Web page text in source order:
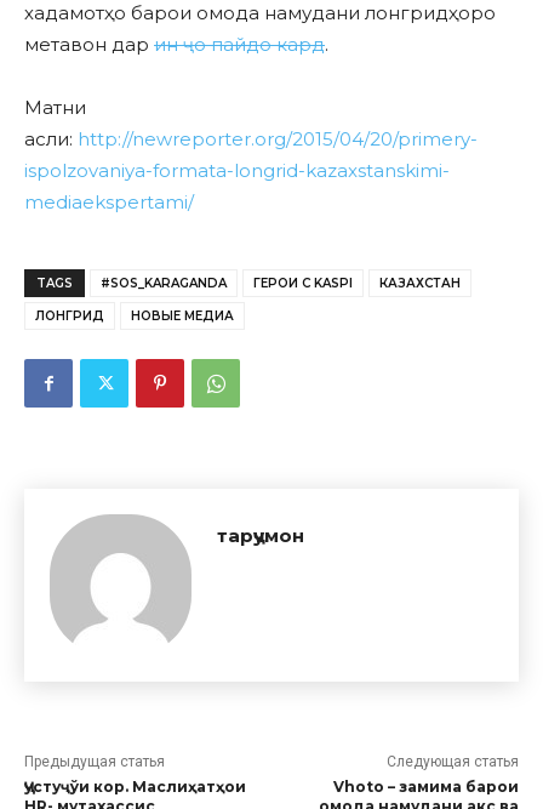
хадамотҳо барои омода намудани лонгридҳоро
метавон дар ин ҷо пайдо кард.
Матни
асли: http://newreporter.org/2015/04/20/primery-
ispolzovaniya-formata-longrid-kazaxstanskimi-
mediaekspertami/
TAGS #SOS_KARAGANDA ГЕРОИ С KASPI КАЗАХСТАН
ЛОНГРИД НОВЫЕ МЕДИА
тарҷумон
Предыдущая статья
Ҷустуҷўи кор. Маслиҳатҳои
Следующая статья
Vhoto – замима барои